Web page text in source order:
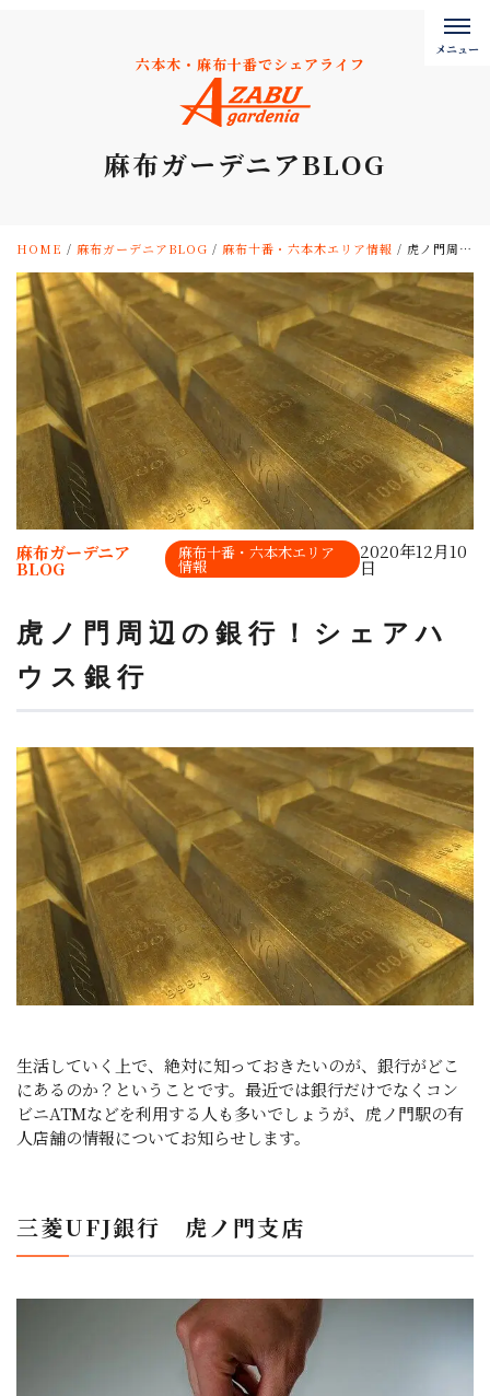
六本木・麻布十番でシェアライフ
麻布ガーデニアBLOG
HOME / 麻布ガーデニアBLOG / 麻布十番・六本木エリア情報 / 虎ノ門周辺の銀行！シェアハウス銀行
麻布ガーデニア
BLOG
麻布十番・六本木エリア
情報
2020年12月10
日
虎ノ門周辺の銀行！シェアハ
ウス銀行
生活していく上で、絶対に知っておきたいのが、銀行がどこ
にあるのか？ということです。最近では銀行だけでなくコン
ビニATMなどを利用する人も多いでしょうが、虎ノ門駅の有
人店舗の情報についてお知らせします。
三菱UFJ銀行 虎ノ門支店